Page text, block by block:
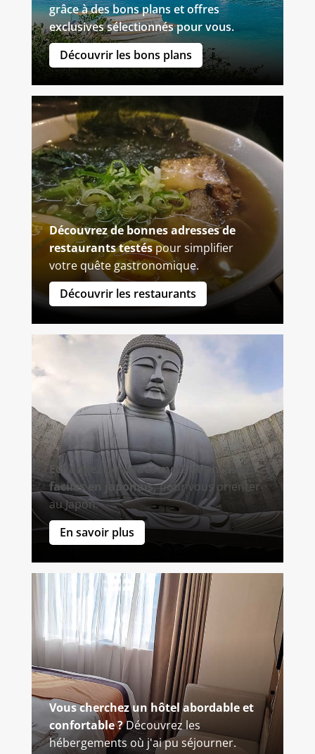
grâce à des bons plans et offres
exclusives sélectionnés pour vous.
Découvrir les bons plans
Découvrez de bonnes adresses de
restaurants testéspour simplifier
votre quête gastronomique.
Découvrir les restaurants
Échangez quelques mots et phrases
faciles en japonais,pour vous orienter
au Japon.
En savoir plus
Vous cherchez un hôtel abordable et
confortable ?Découvrez les
hébergements où j'ai pu séjourner.